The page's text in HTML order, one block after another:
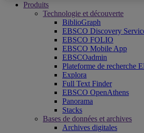
Produits
Technologie et découverte
BiblioGraph
EBSCO Discovery
EBSCO FOLIO
EBSCO Mobile App
EBSCOadmin
Plateforme de recherche
Explora
Full Text Finder
EBSCO OpenAthens
Panorama
Stacks
Bases de données et archives
Archives digitales